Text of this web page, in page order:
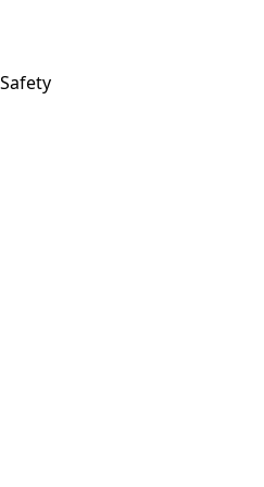
Safety